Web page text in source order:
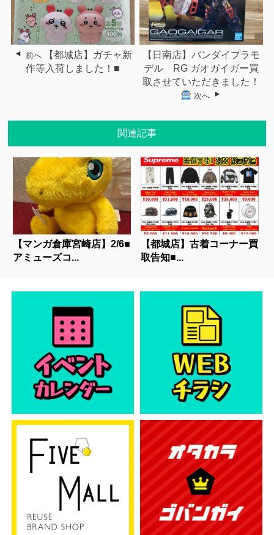
前へ
【都城店】ガチャ新
作等入荷しました！■
【日南店】バンダイプラモ
デル RG ガオガイガー買
取させていただきました！
次へ
関連記事
【マンガ倉庫宮崎店】2/6■
アミューズコ...
【都城店】古着コーナー買
取告知■...